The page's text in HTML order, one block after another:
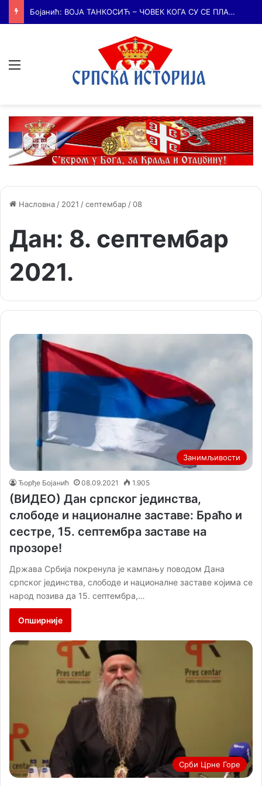
Насловна / 2021 /септембар /08
Дан: 8. септембар
2021.
Занимљивости
Ђорђе Бојанић 08.09.2021 1.905
(ВИДЕО) Дан српског јединства,
слободе и националне заставе: Браћо и
сестре, 15. септембра заставе на
прозоре!
Држава Србија покренула је кампању поводом Дана
српског јединства, слободе и националне заставе којима се
народ позива да 15. септембра,…
Опширније
Срби Црне Горе